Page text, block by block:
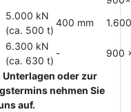
5.000 kN
(ca. 500 t)
400 mm
6.300 kN
(ca. 630 t)
-
900
oder zur
nehmen Sie
auf.